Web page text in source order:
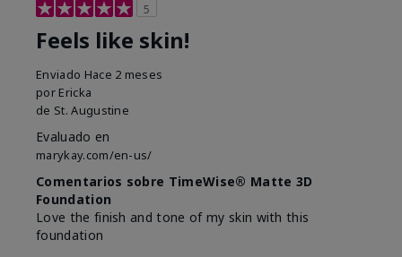
5
Feels like skin!
Enviado Hace 2 meses
por Ericka
de St. Augustine
Evaluado en
marykay.com/en-us/
Comentarios sobre TimeWise® Matte 3D
Foundation
Love the finish and tone of my skin with this
foundation